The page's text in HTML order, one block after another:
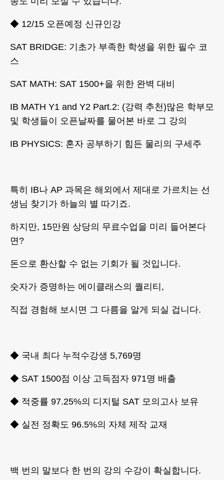
◆ 12/15 오픈예정 신규인강
​SAT BRIDGE: 기초가 부족한 학생을 위한 필수 코
스
​SAT MATH: SAT 1500+을 위한 완벽 대비
IB MATH Y1 and Y2 Part.2: (강력 추천)많은 학부모
및 학생들이 오픈날짜를 물어본 바로 그 강의
IB PHYSICS: 혼자 공부하기 힘든 물리의 구세주
특히 IB나 AP 과목은 해외에서 제대로 가르치는 선
생님 찾기가 하늘의 별 따기죠.
하지만, 15만원 상당의 무료수업을 미리 들어본다
면?
​돈으로 환산할 수 없는 기회가 될 것입니다.
숫자가 증명하는 에이클래스의 퀄리티,
​직접 경험해 보시면 그 다름을 알게 되실 겁니다.
◆ 국내 최다 누적수강생 5,769명
◆ SAT 1500점 이상 고득점자 971명 배출
◆ 적중률 97.25%의 디지털 SAT 모의고사 보유
◆ 실전 정확도 96.5%의 자체 제작 교재
백 번의 말보다 한 번의 강의 수강이 확실합니다.